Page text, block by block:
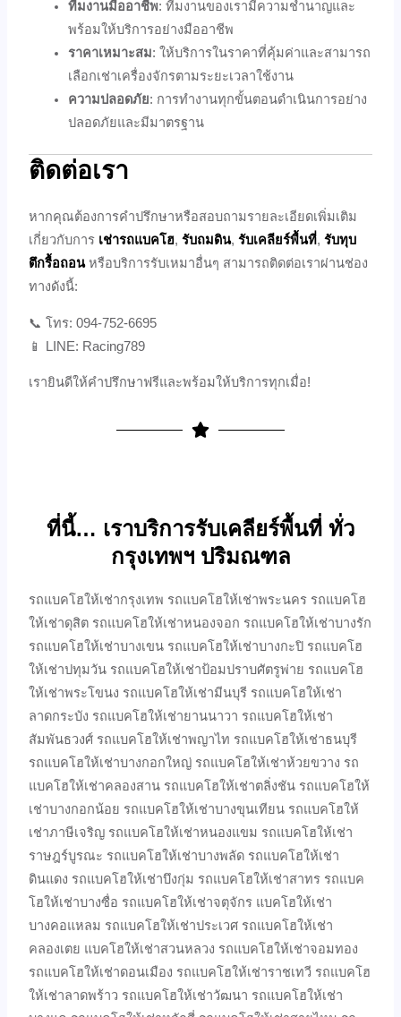
ทีมงานมืออาชีพ: ทีมงานของเรามีความชำนาญและ
พร้อมให้บริการอย่างมืออาชีพ
ราคาเหมาะสม: ให้บริการในราคาที่คุ้มค่าและสามารถ
เลือกเช่าเครื่องจักรตามระยะเวลาใช้งาน
ความปลอดภัย: การทำงานทุกขั้นตอนดำเนินการอย่าง
ปลอดภัยและมีมาตรฐาน
ติดต่อเรา
หากคุณต้องการคำปรึกษาหรือสอบถามรายละเอียดเพิ่มเติม
เกี่ยวกับการ เช่ารถแบคโฮ,รับถมดิน,รับเคลียร์พื้นที่,รับทุบ
ตึกรื้อถอน หรือบริการรับเหมาอื่นๆ สามารถติดต่อเราผ่านช่อง
ทางดังนี้:
📞 โทร: 094-752-6695
📱 LINE: Racing789
เรายินดีให้คำปรึกษาฟรีและพร้อมให้บริการทุกเมื่อ!
ที่นี้… เราบริการรับเคลียร์พื้นที่ ทั่ว
กรุงเทพฯ ปริมณฑล
รถแบคโฮให้เช่ากรุงเทพ รถแบคโฮให้เช่าพระนคร รถแบคโฮ
ให้เช่าดุสิต รถแบคโฮให้เช่าหนองจอก รถแบคโฮให้เช่าบางรัก
รถแบคโฮให้เช่าบางเขน รถแบคโฮให้เช่าบางกะปิ รถแบคโฮ
ให้เช่าปทุมวัน รถแบคโฮให้เช่าป้อมปราบศัตรูพ่าย รถแบคโฮ
ให้เช่าพระโขนง รถแบคโฮให้เช่ามีนบุรี รถแบคโฮให้เช่า
ลาดกระบัง รถแบคโฮให้เช่ายานนาวา รถแบคโฮให้เช่า
สัมพันธวงศ์ รถแบคโฮให้เช่าพญาไท รถแบคโฮให้เช่าธนบุรี
รถแบคโฮให้เช่าบางกอกใหญ่ รถแบคโฮให้เช่าห้วยขวาง รถ
แบคโฮให้เช่าคลองสาน รถแบคโฮให้เช่าตลิ่งชัน รถแบคโฮให้
เช่าบางกอกน้อย รถแบคโฮให้เช่าบางขุนเทียน รถแบคโฮให้
เช่าภาษีเจริญ รถแบคโฮให้เช่าหนองแขม รถแบคโฮให้เช่า
ราษฎร์บูรณะ รถแบคโฮให้เช่าบางพลัด รถแบคโฮให้เช่า
ดินแดง รถแบคโฮให้เช่าบึงกุ่ม รถแบคโฮให้เช่าสาทร รถแบค
โฮให้เช่าบางซื่อ รถแบคโฮให้เช่าจตุจักร แบคโฮให้เช่า
บางคอแหลม รถแบคโฮให้เช่าประเวศ รถแบคโฮให้เช่า
คลองเตย แบคโฮให้เช่าสวนหลวง รถแบคโฮให้เช่าจอมทอง
รถแบคโฮให้เช่าดอนเมือง รถแบคโฮให้เช่าราชเทวี รถแบคโฮ
ให้เช่าลาดพร้าว รถแบคโฮให้เช่าวัฒนา รถแบคโฮให้เช่า